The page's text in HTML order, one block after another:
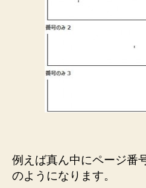
例えば真ん中にページ番
のようになります。